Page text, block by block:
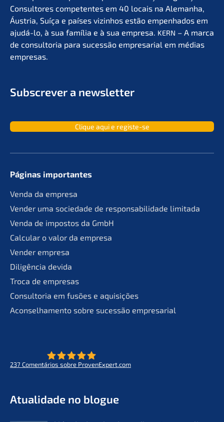
Consul­to­res compe­ten­tes em 40 locais na Aleman­ha,
Áustria, Suíça e países vizin­hos estão empen­ha­dos em
ajudá-lo, à sua família e à sua empre­sa. KERN – A marca
de consult­oria para suces­são empre­sa­ri­al em médias
empresas.
Subscrever a newsletter
Clique aqui e registe-se
Páginas importan­tes
Venda da empresa
Vender uma socie­da­de de responsa­bil­ida­de limitada
Venda de impos­tos da GmbH
Calcu­lar o valor da empresa
Vender empre­sa
Diligên­cia devida
Troca de empresas
Consult­oria em fusões e aquisições
Aconsel­ha­men­to sobre suces­são empresarial
237 Comen­tá­ri­os sobre ProvenExpert.com
Atual­i­da­de no blogue